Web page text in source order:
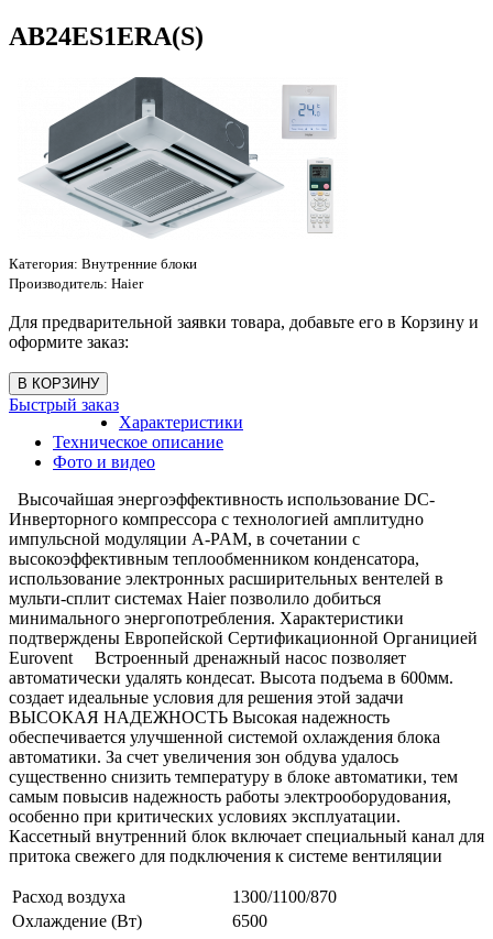
AB24ES1ERA(S)
Категория: Внутренние блоки
Производитель: Haier
Для предварительной заявки товара, добавьте его в Корзину и
оформите заказ:
Быстрый заказ
Характеристики
Техническое описание
Фото и видео
Высочайшая энергоэффективность использование DC-
Инверторного компрессора с технологией амплитудно
импульсной модуляции A-PAM, в сочетании с
высокоэффективным теплообменником конденсатора,
использование электронных расширительных вентелей в
мульти-сплит системах Haier позволило добиться
минимального энергопотребления. Характеристики
подтверждены Европейской Сертификационной Органицией
Eurovent Встроенный дренажный насос позволяет
автоматически удалять кондесат. Высота подъема в 600мм.
создает идеальные условия для решения этой задачи
ВЫСОКАЯ НАДЕЖНОСТЬ Высокая надежность
обеспечивается улучшенной системой охлаждения блока
автоматики. За счет увеличения зон обдува удалось
существенно снизить температуру в блоке автоматики, тем
самым повысив надежность работы электрооборудования,
особенно при критических условиях эксплуатации.
Кассетный внутренний блок включает специальный канал для
притока свежего для подключения к системе вентиляции
Расход воздуха
1300/1100/870
Охлаждение (Вт)
6500